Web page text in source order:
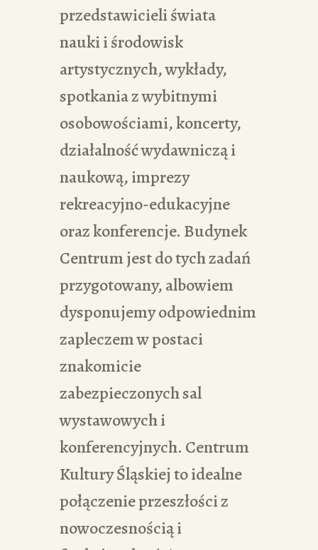
przedstawicieli świata
nauki i środowisk
artystycznych, wykłady,
spotkania z wybitnymi
osobowościami, koncerty,
działalność wydawniczą i
naukową, imprezy
rekreacyjno-edukacyjne
oraz konferencje. Budynek
Centrum jest do tych zadań
przygotowany, albowiem
dysponujemy odpowiednim
zapleczem w postaci
znakomicie
zabezpieczonych sal
wystawowych i
konferencyjnych. Centrum
Kultury Śląskiej to idealne
połączenie przeszłości z
nowoczesnością i